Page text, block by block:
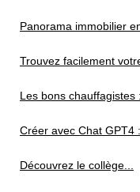
Panorama immobilier
Trouvez facilement
Les bons chauffagistes
Créer avec Chat GPT4 :
Découvrez le collège...